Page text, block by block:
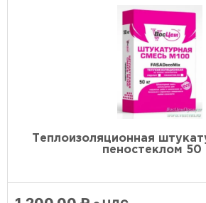
Теплоизоляционная
пеностеклом 50